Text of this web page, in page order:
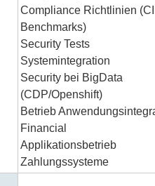
Compliance Richtlinien
Benchmarks)
Security Tests
Systemintegration
Security bei BigData
(CDP/Openshift)
Betrieb
Financial
Applikationsbetrieb
Zahlungssysteme